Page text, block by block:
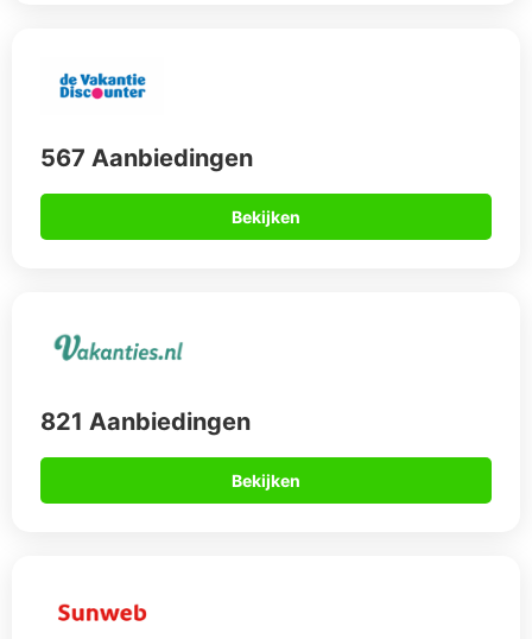
567 Aanbiedingen
Bekijken
821 Aanbiedingen
Bekijken